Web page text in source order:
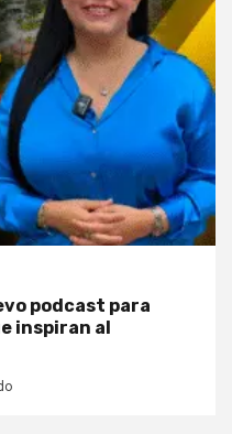
podcast para
inspiran al